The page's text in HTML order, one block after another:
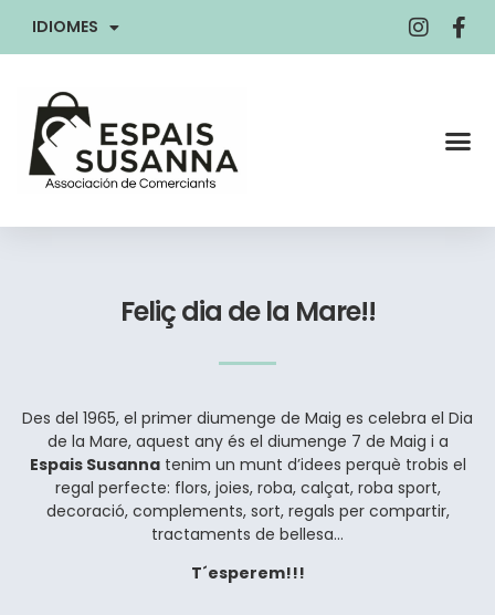
IDIOMES
Feliç dia de la Mare!!
Des del 1965, el primer diumenge de Maig es celebra el Dia
de la Mare, aquest any és el diumenge 7 de Maig i a
Espais Susannatenim un munt d’idees perquè trobis el
regal perfecte: flors, joies, roba, calçat, roba sport,
decoració, complements, sort, regals per compartir,
tractaments de bellesa…
T´esperem!!!